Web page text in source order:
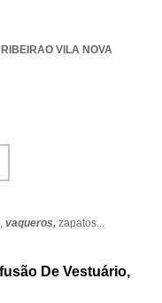
RIBEIRAO VILA NOVA
vaqueros, zapatos...
De Vestuário,